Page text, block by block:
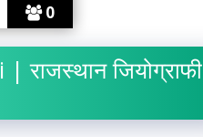
0
जियोग्राफी